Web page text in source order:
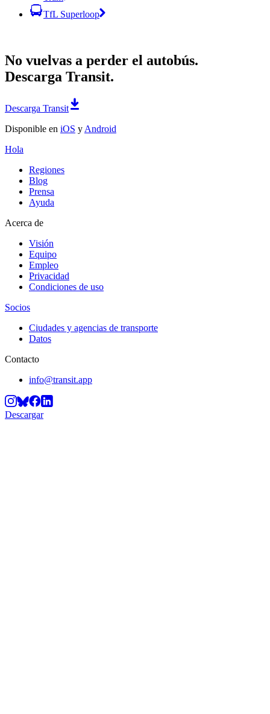
TfL Superloop
No vuelvas a perder el autobús.
Descarga Transit.
Descarga Transit
Disponible en iOS y Android
Hola
Regiones
Blog
Prensa
Ayuda
Acerca de
Visión
Equipo
Empleo
Privacidad
Condiciones de uso
Socios
Ciudades y agencias de transporte
Datos
Contacto
info@transit.app
Descargar